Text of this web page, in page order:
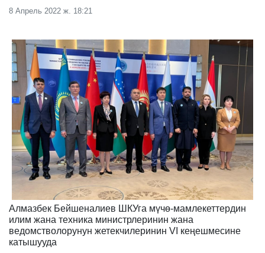
8 Апрель 2022 ж. 18:21
Алмазбек Бейшеналиев ШКУга мүчө-мамлекеттердин
илим жана техника министрлеринин жана
ведомстволорунун жетекчилеринин VI кеңешмесине
катышууда